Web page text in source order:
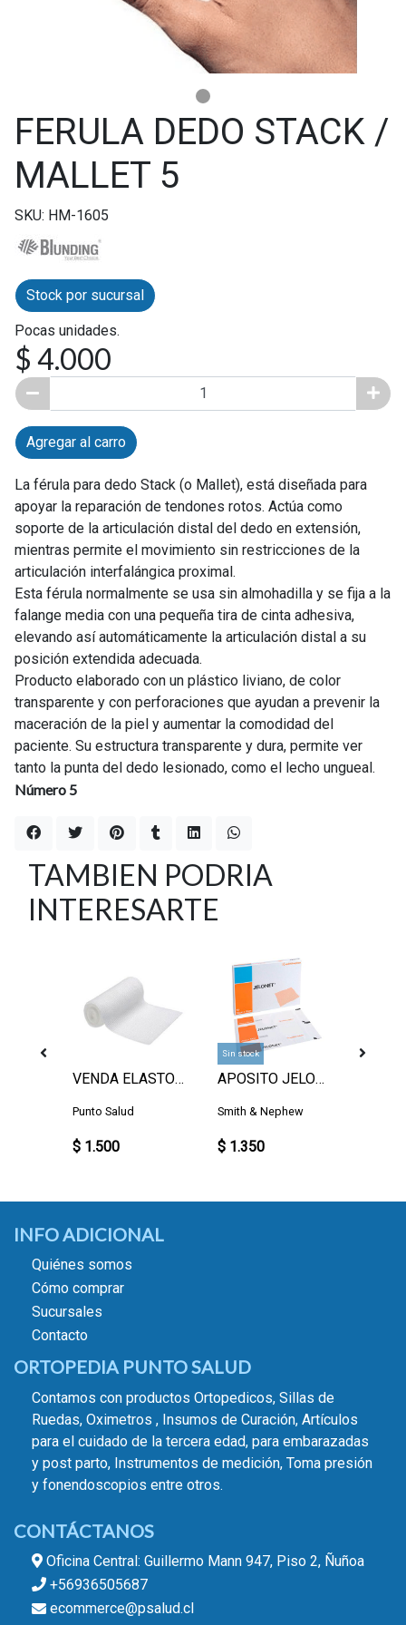
FERULA DEDO STACK /
MALLET 5
SKU: HM-1605
Stock por sucursal
Pocas unidades.
$ 4.000
Agregar al carro
La férula para dedo Stack (o Mallet), está diseñada para
apoyar la reparación de tendones rotos. Actúa como
soporte de la articulación distal del dedo en extensión,
mientras permite el movimiento sin restricciones de la
articulación interfalángica proximal.
Esta férula normalmente se usa sin almohadilla y se fija a la
falange media con una pequeña tira de cinta adhesiva,
elevando así automáticamente la articulación distal a su
posición extendida adecuada.
Producto elaborado con un plástico liviano, de color
transparente y con perforaciones que ayudan a prevenir la
maceración de la piel y aumentar la comodidad del
paciente. Su estructura transparente y dura, permite ver
tanto la punta del dedo lesionado, como el lecho ungueal.
Número 5
TAMBIEN PODRIA
INTERESARTE
VENDA ELASTOMULL 10CM
Punto Salud
$ 1.500
Sin stock
APOSITO JELONET UN.
Smith & Nephew
$ 1.350
INFO ADICIONAL
Quiénes somos
Cómo comprar
Sucursales
Contacto
ORTOPEDIA PUNTO SALUD
Contamos con productos Ortopedicos, Sillas de
Ruedas, Oximetros , Insumos de Curación, Artículos
para el cuidado de la tercera edad, para embarazadas
y post parto, Instrumentos de medición, Toma presión
y fonendoscopios entre otros.
CONTÁCTANOS
Oficina Central: Guillermo Mann 947, Piso 2, Ñuñoa
+56936505687
ecommerce@psalud.cl